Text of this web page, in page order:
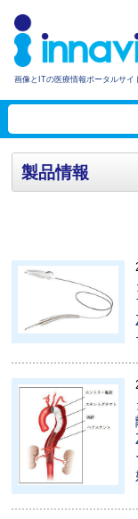
画像とITの医療情報ポータルサイ
製品情報